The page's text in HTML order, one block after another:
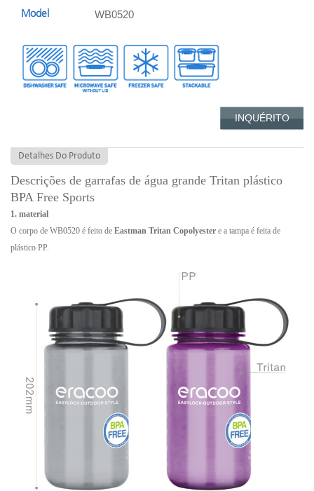
Model WB0520
INQUÉRITO
Detalhes Do Produto
Descrições de garrafas de água grande Tritan plástico
BPA Free Sports
1. material
O corpo de WB0520 é feito de Eastman Tritan Copolyester e a tampa é feita de
plástico PP.